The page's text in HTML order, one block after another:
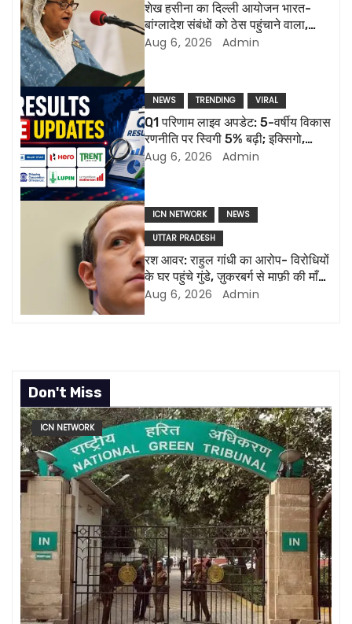
v
i
g
a
t
i
शेख हसीना का दिल्ली आयोजन भारत-
बांग्लादेश संबंधों को ठेस पहुंचाने वाला,
ढाका ने कहा ‘बांग्लादेश कभी भी एक
Aug 6, 2026 Admin
NEWS TRENDING VIRAL
Q1 परिणाम लाइव अपडेट: 5-वर्षीय विकास
रणनीति पर स्विगी 5% बढ़ी; इक्सिगो,
ल्यूपिन की रिपोर्ट आज
Aug 6, 2026 Admin
ICN NETWORK
NEWS
UTTAR PRADESH
रश आवर: राहुल गांधी का आरोप- विरोधियों
के घर पहुंचे गुंडे, ज़ुकरबर्ग से माफ़ी की माँग
और भी कई मुद्दे
Aug 6, 2026 Admin
Don't Miss
ICN NETWORK